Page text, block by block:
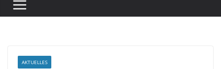
AKTUELLES